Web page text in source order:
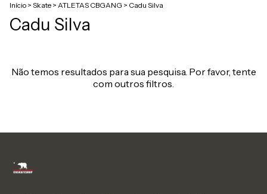
Início > Skate > ATLETAS CBGANG > Cadu Silva
Cadu Silva
Não temos resultados para sua pesquisa. Por favor, tente
com outros filtros.